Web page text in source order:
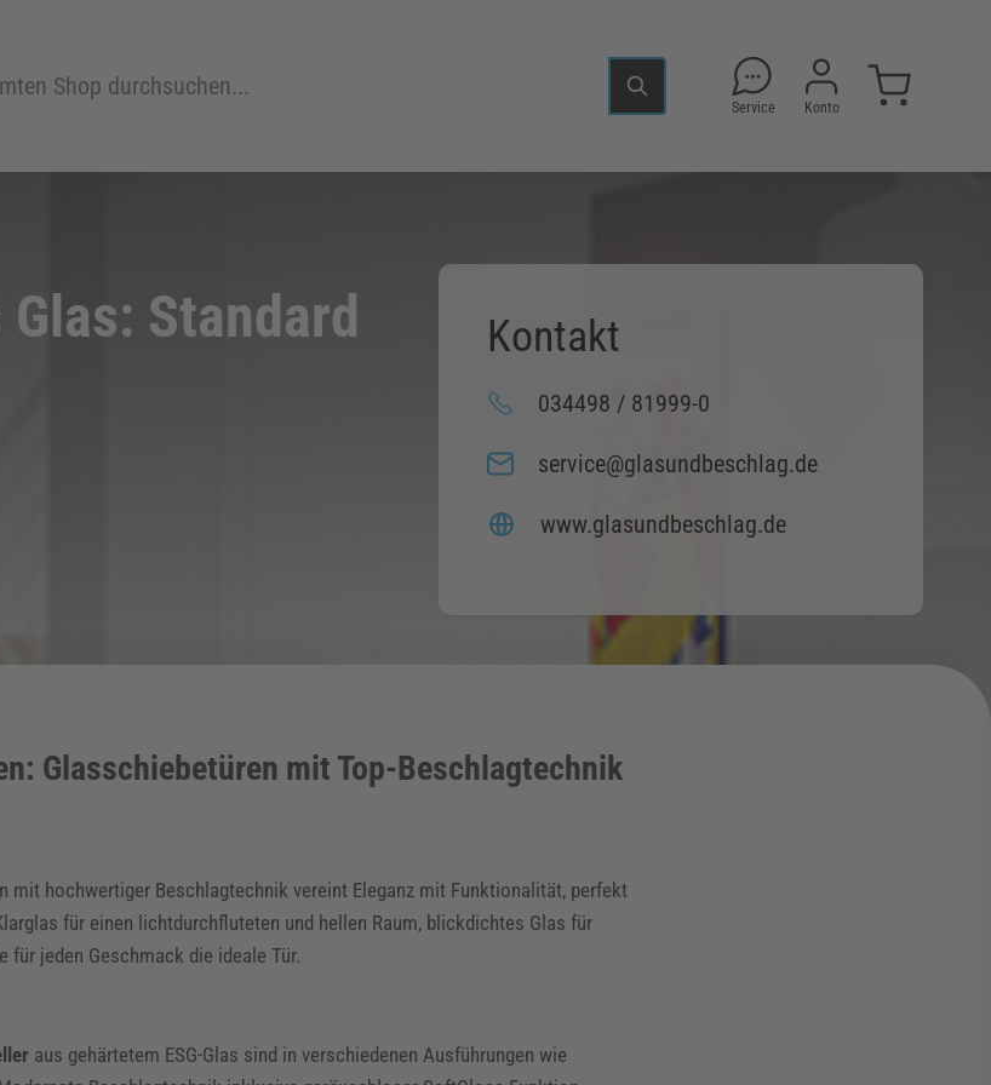
Service Konto
Standard
Kontakt
034498 / 81999-0
service@glasundbeschlag.de
www.glasundbeschlag.de
Glasschiebetüren mit Top-Beschlagtechnik
mit hochwertiger Beschlagtechnik vereint Eleganz mit Funktionalität, perfekt
für einen lichtdurchfluteten und hellen Raum, blickdichtes Glas für
jeden Geschmack die ideale Tür.
aus gehärtetem ESG-Glas sind in verschiedenen Ausführungen wie